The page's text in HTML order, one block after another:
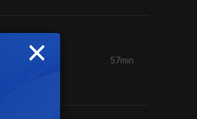
57min
×